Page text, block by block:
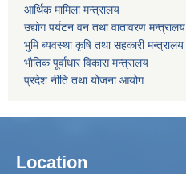
आर्थिक मामिला मन्त्रालय
उद्याेग पर्यटन वन तथा वातावरण मन्त्रालय
भुमि ब्यवस्था कृषि तथा सहकारी मन्त्रालय
भाैतिक पूर्वाधार विकास मन्त्रालय
प्रदेश नीति तथा योजना आयोग
Location